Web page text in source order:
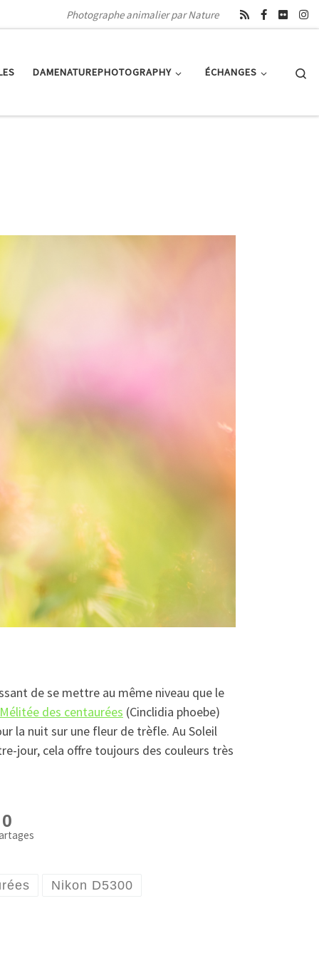
Photographe animalier par Nature
DAMENATUREPHOTOGRAPHY ÉCHANGES
de se mettre au même niveau que le
Mélitée des centaurées (Cinclidia phoebe)
la nuit sur une fleur de trèfle. Au Soleil
jour, cela offre toujours des couleurs très
0
Nikon D5300